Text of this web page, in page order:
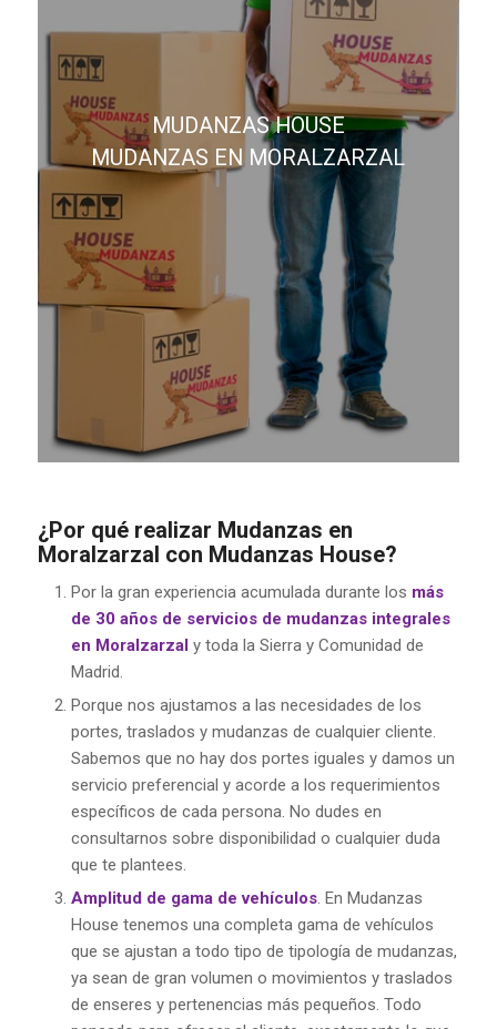
MUDANZAS HOUSE
MUDANZAS EN MORALZARZAL
¿Por qué realizar Mudanzas en
Moralzarzal con Mudanzas House?
Por la gran experiencia acumulada durante los más
de 30 años de servicios de mudanzas integrales
en Moralzarzaly toda la Sierra y Comunidad de
Madrid.
Porque nos ajustamos a las necesidades de los
portes, traslados y mudanzas de cualquier cliente.
Sabemos que no hay dos portes iguales y damos un
servicio preferencial y acorde a los requerimientos
específicos de cada persona. No dudes en
consultarnos sobre disponibilidad o cualquier duda
que te plantees.
Amplitud de gama de vehículos. En Mudanzas
House tenemos una completa gama de vehículos
que se ajustan a todo tipo de tipología de mudanzas,
ya sean de gran volumen o movimientos y traslados
de enseres y pertenencias más pequeños. Todo